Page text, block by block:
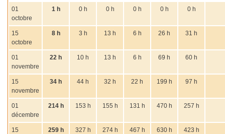
01
octobre
1 h 0 h 0 h 0 h 0 h 0 h
15
octobre
8 h 3 h 13 h 6 h 26 h 31 h
01
novembre
22 h 10 h 13 h 6 h 69 h 60 h
15
novembre
34 h 44 h 32 h 22 h 199 h 97 h
01
décembre
214 h 153 h 155 h 131 h 470 h 257 h
15
259 h 327 h 274 h 467 h 630 h 423 h